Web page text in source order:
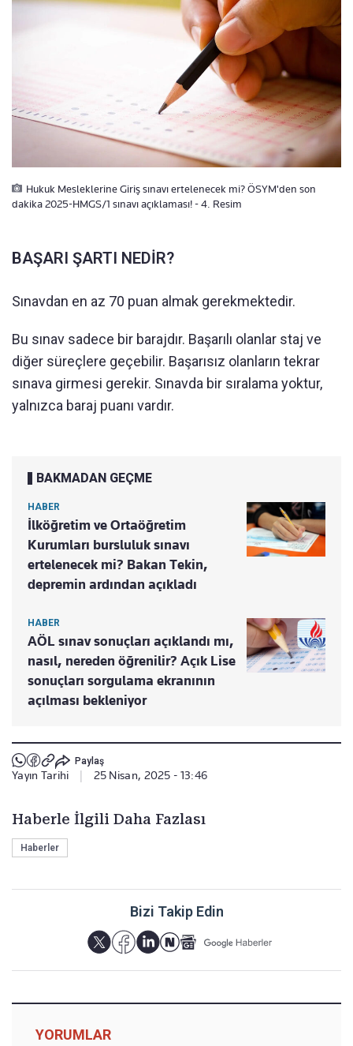
Hukuk Mesleklerine Giriş sınavı ertelenecek mi? ÖSYM'den son
dakika 2025-HMGS/1 sınavı açıklaması! - 4. Resim
BAŞARI ŞARTI NEDİR?
Sınavdan en az 70 puan almak gerekmektedir.
Bu sınav sadece bir barajdır. Başarılı olanlar staj ve
diğer süreçlere geçebilir. Başarısız olanların tekrar
sınava girmesi gerekir. Sınavda bir sıralama yoktur,
yalnızca baraj puanı vardır.
BAKMADAN GEÇME
HABER
İlköğretim ve Ortaöğretim
Kurumları bursluluk sınavı
ertelenecek mi? Bakan Tekin,
depremin ardından açıkladı
HABER
AÖL sınav sonuçları açıklandı mı,
nasıl, nereden öğrenilir? Açık Lise
sonuçları sorgulama ekranının
açılması bekleniyor
Paylaş
Yayın Tarihi 25 Nisan, 2025 - 13:46
Haberle İlgili Daha Fazlası
Haberler
Bizi Takip Edin
YORUMLAR